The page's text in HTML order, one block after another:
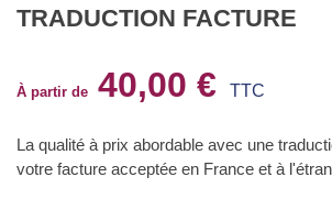
TRADUCTION FACTURE
À partir de 40,00 € TTC
La qualité à prix abordable avec une
votre facture acceptée en France et à